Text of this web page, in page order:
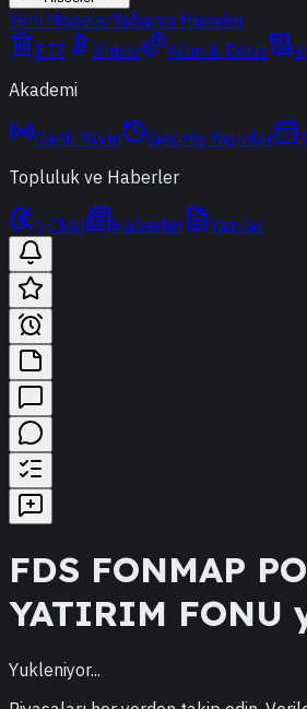
Yerli HisselerYabancı Hisseler
ETF
Kripto Altın & Döviz
Akademi
Canlı Yayın Geçmiş Yayınlar
Topluluk ve Haberler
t-Chat Haberler Yazılar
FDS FONMAP
YATIRIM FONU
Yukleniyor...